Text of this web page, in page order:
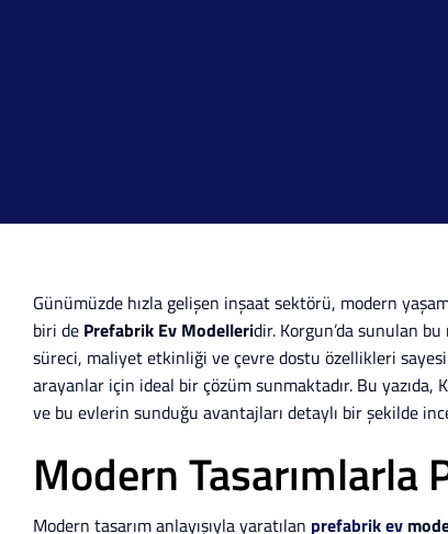
Günümüzde hızla gelişen inşaat sektörü, modern
biri de Prefabrik Ev Modelleridir. Korgun’da sunulan
süreci, maliyet etkinliği ve çevre dostu özellikleri
arayanlar için ideal bir çözüm sunmaktadır. Bu
ve bu evlerin sunduğu avantajları detaylı bir şekilde
Modern
Modern tasarım anlayışıyla yaratılan prefabrik ev